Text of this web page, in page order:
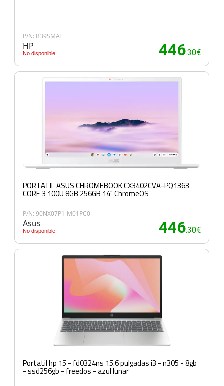
P/N: B39SMAT
HP
No disponible 446.30€
PORTATIL ASUS CHROMEBOOK CX3402CVA-PQ1363
CORE 3 100U 8GB 256GB 14" ChromeOS
P/N: 90NX07P1-M01PC0
Asus
No disponible 446.30€
Portatil hp 15 - fd0324ns 15.6 pulgadas i3 - n305 - 8gb
- ssd256gb - freedos - azul lunar